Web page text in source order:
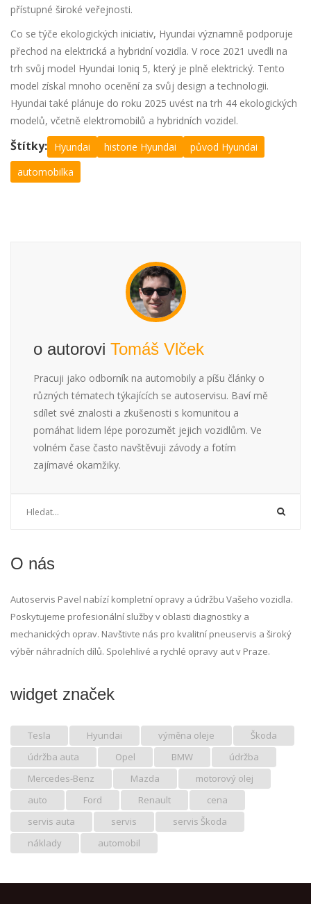
přístupné široké veřejnosti.
Co se týče ekologických iniciativ, Hyundai významně podporuje
přechod na elektrická a hybridní vozidla. V roce 2021 uvedli na
trh svůj model Hyundai Ioniq 5, který je plně elektrický. Tento
model získal mnoho ocenění za svůj design a technologii.
Hyundai také plánuje do roku 2025 uvést na trh 44 ekologických
modelů, včetně elektromobilů a hybridních vozidel.
Štítky: Hyundai historie Hyundai
původ Hyundai
automobilka
o autorovi Tomáš Vlček
Pracuji jako odborník na automobily a píšu články o
různých tématech týkajících se autoservisu. Baví mě
sdílet své znalosti a zkušenosti s komunitou a
pomáhat lidem lépe porozumět jejich vozidlům. Ve
volném čase často navštěvuji závody a fotím
zajímavé okamžiky.
O nás
Autoservis Pavel nabízí kompletní opravy a údržbu Vašeho vozidla.
Poskytujeme profesionální služby v oblasti diagnostiky a
mechanických oprav. Navštivte nás pro kvalitní pneuservis a široký
výběr náhradních dílů. Spolehlivé a rychlé opravy aut v Praze.
widget značek
Tesla Hyundai výměna oleje
Škoda
údržba auta
Opel BMW
údržba
Mercedes-Benz
Mazda
motorový olej
auto
Ford Renault
cena
servis auta
servis
servis Škoda
náklady
automobil